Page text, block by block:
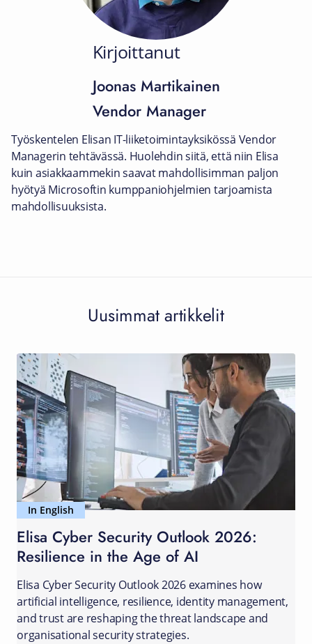
Kirjoittanut
Joonas Martikainen
Vendor Manager
Työskentelen Elisan IT-liiketoimintayksikössä Vendor
Managerin tehtävässä. Huolehdin siitä, että niin Elisa
kuin asiakkaammekin saavat mahdollisimman paljon
hyötyä Microsoftin kumppaniohjelmien tarjoamista
mahdollisuuksista.
Uusimmat artikkelit
In English
Elisa Cyber Security Outlook 2026:
Resilience in the Age of AI
Elisa Cyber Security Outlook 2026 examines how
artificial intelligence, resilience, identity management,
and trust are reshaping the threat landscape and
organisational security strategies.